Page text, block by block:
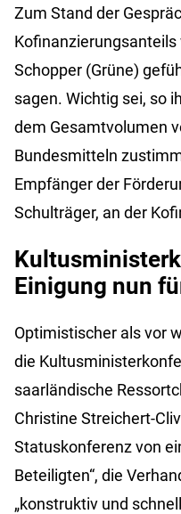
Zum Stand der
Schopper (Grüne)
sagen. Wichtig sei, so
dem Gesamtvolumen
Bundesmitteln
Empfänger der
Schulträger, an der
Einigung nun
Optimistischer als vor
die
saarländische
Christine Streichert-
Statuskonferenz von
Beteiligten“, die
„konstruktiv und